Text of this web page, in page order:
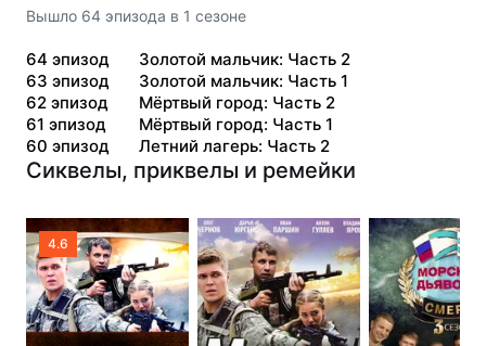
Вышло 64 эпизода в 1 сезоне
64 эпизод
Золотой мальчик: Часть 2
63 эпизод
Золотой мальчик: Часть 1
62 эпизод
Мёртвый город: Часть 2
61 эпизод
Мёртвый город: Часть 1
60 эпизод Летний лагерь: Часть 2
Сиквелы, приквелы и ремейки
4.6